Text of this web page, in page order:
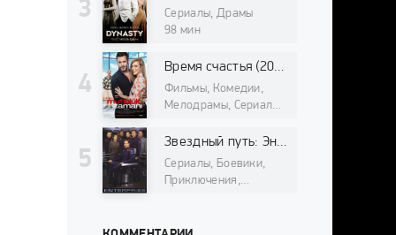
Сериалы, Драмы
98 мин
Время счастья (2017)
Фильмы, Комедии,
Мелодрамы, Сериалы
Звездный путь: Энтерпрайз (2001)
Сериалы, Боевики,
Приключения,
98 мин